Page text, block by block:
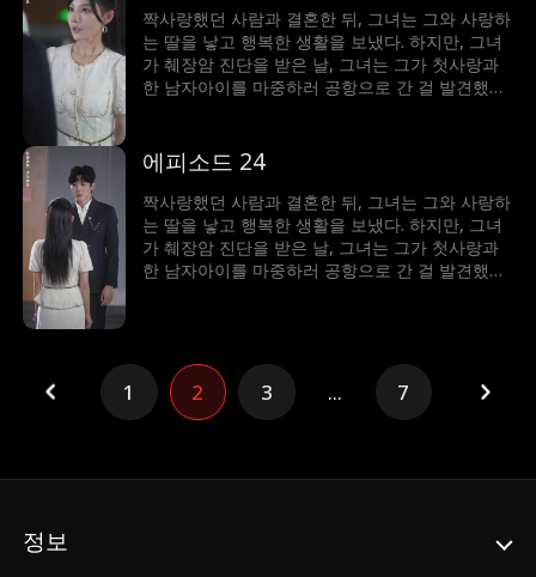
짝사랑했던 사람과 결혼한 뒤, 그녀는 그와 사랑하
는 딸을 낳고 행복한 생활을 보냈다. 하지만, 그녀
가 췌장암 진단을 받은 날, 그녀는 그가 첫사랑과
한 남자아이를 마중하러 공항으로 간 걸 발견했다.
있을지 걱정하게 된다...
에피소드 24
짝사랑했던 사람과 결혼한 뒤, 그녀는 그와 사랑하
는 딸을 낳고 행복한 생활을 보냈다. 하지만, 그녀
가 췌장암 진단을 받은 날, 그녀는 그가 첫사랑과
한 남자아이를 마중하러 공항으로 간 걸 발견했다.
1 2 3 ... 7
정보